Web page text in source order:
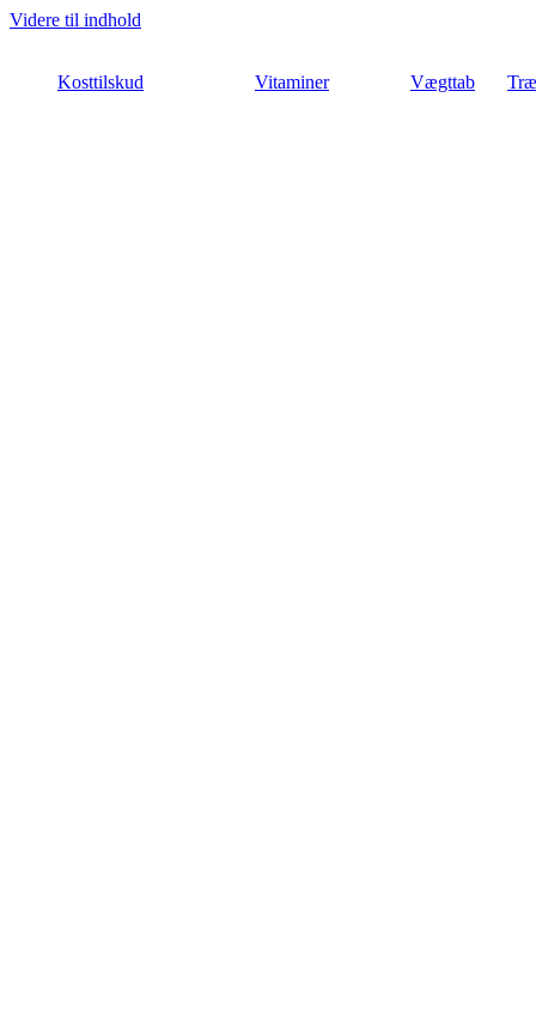
Videre til indhold
Kosttilskud Vitaminer Vægttab